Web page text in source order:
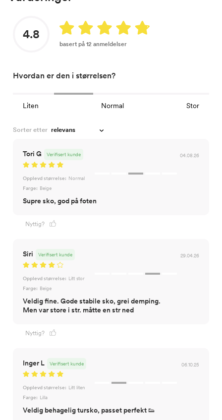
4.8
basert på 12 anmeldelser
Hvordan er den i størrelsen?
Liten Normal Stor
Sorter etter
Tori G 04.08.26
Verifisert kunde
Opplevd størrelse: Normal
Farge: Beige
Nyttig?
Siri 29.04.26
Verifisert kunde
Opplevd størrelse: Litt stor
Farge: Beige
Veldig fine. Gode stabile sko, grei demping.
Men var store i str. måtte en str ned
Nyttig?
Inger L 06.10.25
Verifisert kunde
Opplevd størrelse: Litt liten
Farge: Lilla
Veldig behagelig tursko, passet perfekt 👟